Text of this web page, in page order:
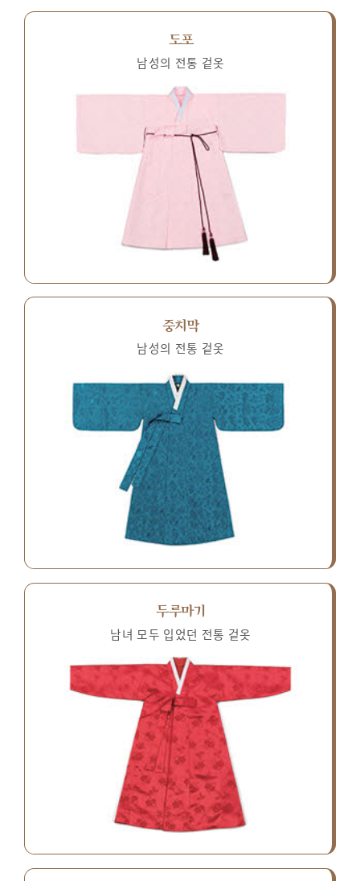
도포
남성의 전통 겉옷
중치막
남성의 전통 겉옷
두루마기
남녀 모두 입었던 전통 겉옷